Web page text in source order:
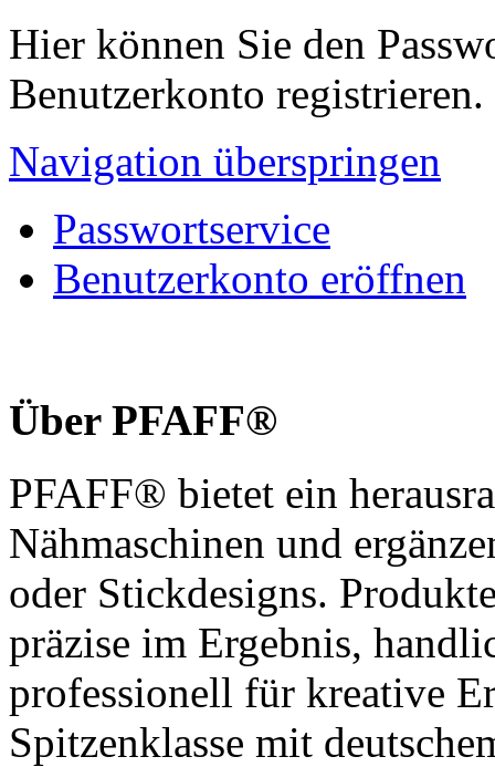
Hier können Sie den
Benutzerkonto registrieren.
Navigation überspringen
Passwortservice
Benutzerkonto eröffnen
Über PFAFF®
PFAFF® bietet ein
Nähmaschinen und
oder Stickdesigns.
präzise im Ergebnis,
professionell für kreative
Spitzenklasse mit